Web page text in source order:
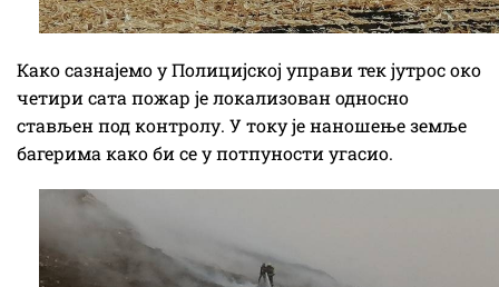
Како сазнајемо у Полицијској управи тек јутрос око
четири сата пожар је локализован односно
стављен под контролу. У току је наношење земље
багерима како би се у потпуности угасио.